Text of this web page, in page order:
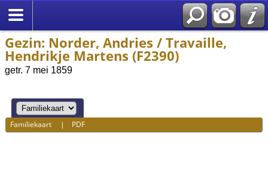
Gezin: Norder, Andries / Travaille,
Hendrikje Martens (F2390)
getr. 7 mei 1859
Familiekaart | PDF